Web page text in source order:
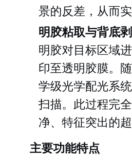
景的反差，从而
明胶粘取与背底
明胶对目标区域
印至透明胶膜。
学级光学配光系
扫描。此过程完
净、特征突出的
主要功能特点